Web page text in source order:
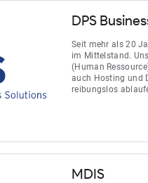
DPS
Seit mehr als 20
im Mittelstand.
(Human
auch Hosting und
reibungslos
MDIS